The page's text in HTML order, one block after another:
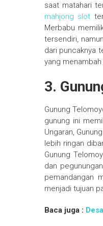
saat matahari
mahjong slot
Merbabu
tersendiri,
dari puncaknya
yang
3.
Gunung
gunung ini
Ungaran,
lebih ringan
Gunung
dan
pemandangan
menjadi tujuan
Baca juga :